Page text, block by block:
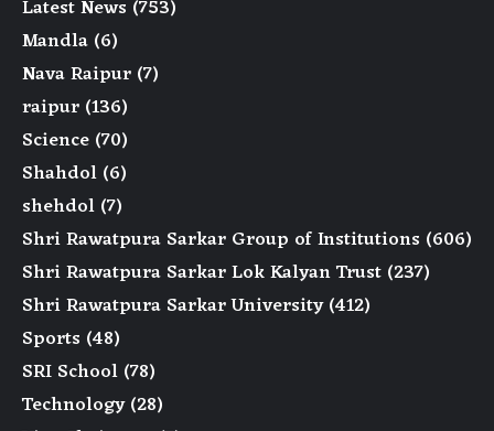
Latest News (753)
Mandla (6)
Nava Raipur (7)
raipur (136)
Science (70)
Shahdol (6)
shehdol (7)
Shri Rawatpura Sarkar Group of Institutions (606)
Shri Rawatpura Sarkar Lok Kalyan Trust (237)
Shri Rawatpura Sarkar University(412)
Sports (48)
SRI School (78)
Technology(28)